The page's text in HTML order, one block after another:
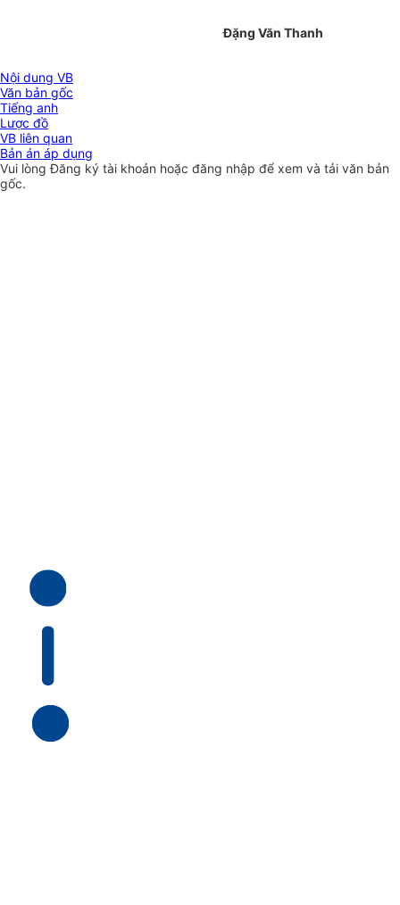
Đặng Văn Thanh
Nội dung VB
Văn bản gốc
Tiếng anh
Lược đồ
VB liên quan
Bản án áp dụng
Vui lòngĐăng ký tài khoản hoặc đăng nhập để xem và tải văn bản
gốc.